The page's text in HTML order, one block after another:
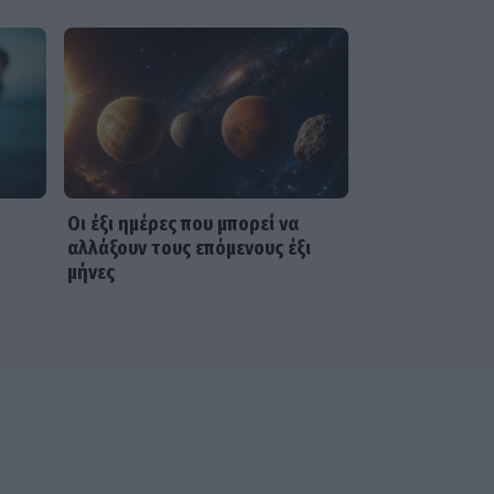
Πάρο
Γιώργος Παράσχος: Το
χαμόγελο δύναμης μέσα
από το νοσοκομείο – «Πάμε
για νέα θεραπεία»
SHOWBIZ
Ιταλική φινέτσα για τη
Οι έξι ημέρες που μπορεί να
αλλάξουν τους επόμενους έξι
μήνες